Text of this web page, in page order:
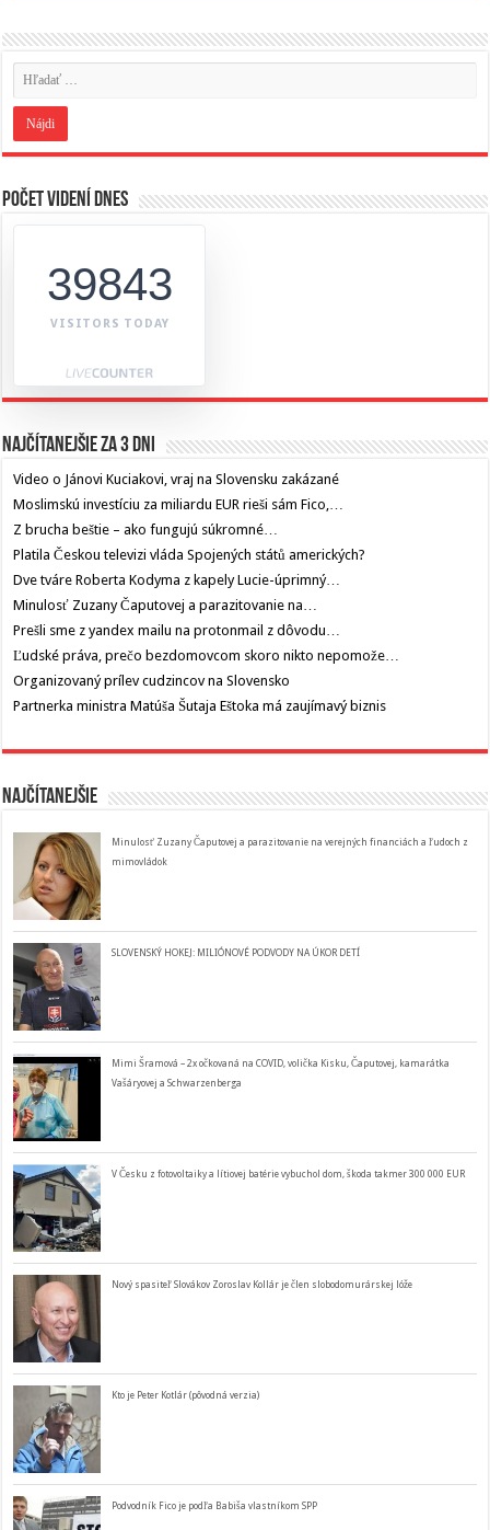
Počet videní dnes
39843
VISITORS TODAY
Najčítanejšie za 3 dni
Video o Jánovi Kuciakovi, vraj na Slovensku zakázané
Moslimskú investíciu za miliardu EUR rieši sám Fico,…
Z brucha beštie – ako fungujú súkromné…
Platila Českou televizi vláda Spojených států amerických?
Dve tváre Roberta Kodyma z kapely Lucie-úprimný…
Minulosť Zuzany Čaputovej a parazitovanie na…
Prešli sme z yandex mailu na protonmail z dôvodu…
Ľudské práva, prečo bezdomovcom skoro nikto nepomože…
Organizovaný prílev cudzincov na Slovensko
Partnerka ministra Matúša Šutaja Eštoka má zaujímavý biznis
Najčítanejšie
Minulosť Zuzany Čaputovej a parazitovanie na verejných financiách a ľudoch z
mimovládok
SLOVENSKÝ HOKEJ: MILIÓNOVÉ PODVODY NA ÚKOR DETÍ
Mimi Šramová – 2x očkovaná na COVID, volička Kisku, Čaputovej, kamarátka
Vašáryovej a Schwarzenberga
V Česku z fotovoltaiky a lítiovej batérie vybuchol dom, škoda takmer 300 000 EUR
Nový spasiteľ Slovákov Zoroslav Kollár je člen slobodomurárskej lóže
Kto je Peter Kotlár (pôvodná verzia)
Podvodník Fico je podľa Babiša vlastníkom SPP